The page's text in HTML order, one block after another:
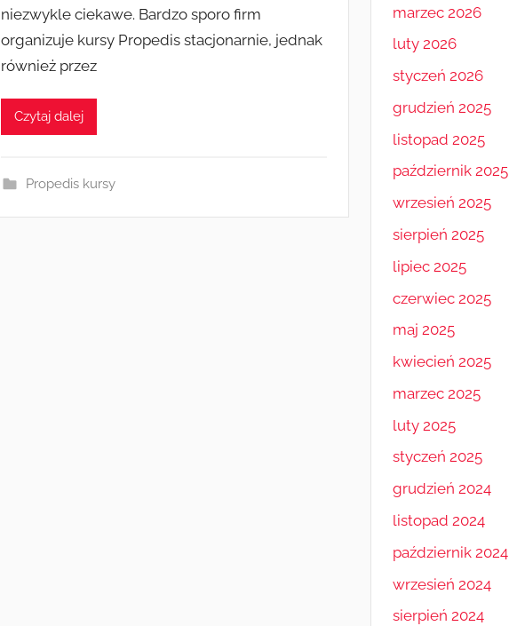
e
z
niezwykle ciekawe. Bardzo sporo firm
organizuje kursy Propedis stacjonarnie, jednak
również przez
Czytaj dalej
Propedis kursy
marzec 2026
luty 2026
styczeń 2026
grudzień 2025
listopad 2025
październik 2025
wrzesień 2025
sierpień 2025
lipiec 2025
czerwiec 2025
maj 2025
kwiecień 2025
marzec 2025
luty 2025
styczeń 2025
grudzień 2024
listopad 2024
październik 2024
wrzesień 2024
sierpień 2024